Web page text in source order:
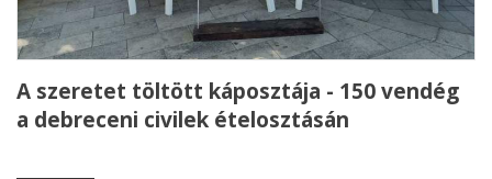
A szeretet töltött káposztája - 150 vendég
a debreceni civilek ételosztásán